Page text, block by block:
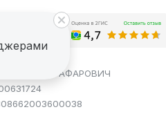
ДИНАР ЯГАФАРОВИЧ